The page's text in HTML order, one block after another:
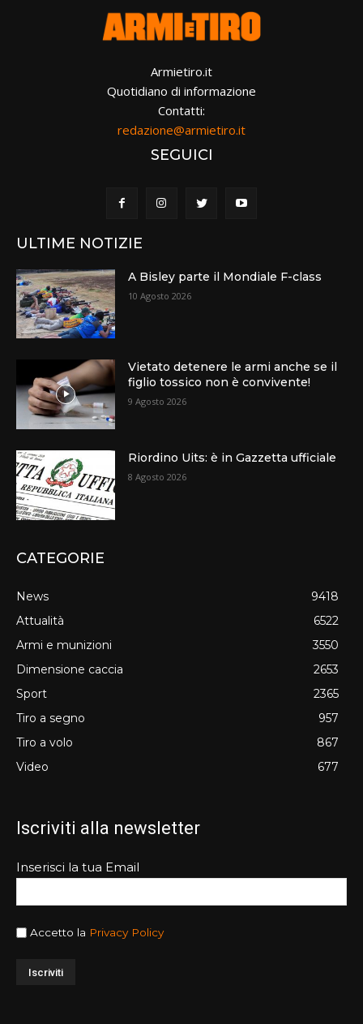
Armietiro.it
Quotidiano di informazione
Contatti:
redazione@armietiro.it
SEGUICI
ULTIME NOTIZIE
A Bisley parte il Mondiale F-class
10 Agosto 2026
Vietato detenere le armi anche se il
figlio tossico non è convivente!
9 Agosto 2026
Riordino Uits: è in Gazzetta ufficiale
8 Agosto 2026
CATEGORIE
News
9418
Attualità
6522
Armi e munizioni
3550
Dimensione caccia
2653
Sport
2365
Tiro a segno
957
Tiro a volo
867
Video
677
Iscriviti alla newsletter
Inserisci la tua Email
Accetto la Privacy Policy